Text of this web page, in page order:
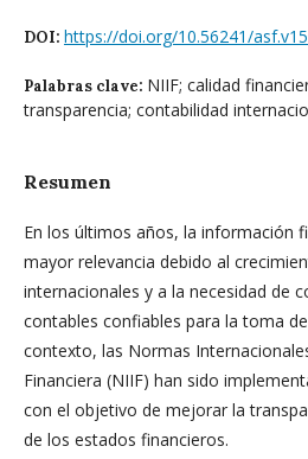
DOI: https://doi.org/10.56241/
Palabras clave: NIIF; calidad
transparencia; contabilidad
Resumen
En los últimos años, la información
mayor relevancia debido al
internacionales y a la necesidad de
contables confiables para la toma
contexto, las Normas
Financiera (NIIF) han sido
con el objetivo de mejorar la
de los estados financieros.